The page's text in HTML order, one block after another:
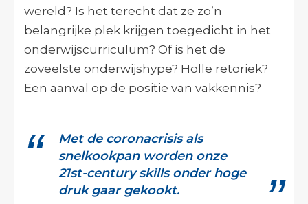
wereld? Is het terecht dat ze zo’n
belangrijke plek krijgen toegedicht in het
onderwijscurriculum? Of is het de
zoveelste onderwijshype? Holle retoriek?
Een aanval op de positie van vakkennis?
Met de coronacrisis als
snelkookpan worden onze
21st-century skills onder hoge
druk gaar gekookt.